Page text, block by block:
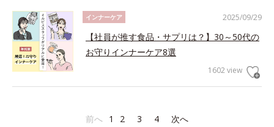
2025/09/29
インナーケア
【社員が推す食品・サプリは？】30～50代の
お守りインナーケア8選
1602 view
前へ 1 2 3 4 次へ